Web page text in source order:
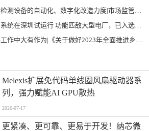
化改造力度|市场监管总局 工业和信息化部 关于促进企业计量能力提升的指导意见
深圳试运行 功能匹敌大型电厂，已入选国际典型案例
作为|《关于做好2023年全面推进乡村振兴重点工作的意见》发布
Melexis扩展免代码单线圈风扇驱动器系
列，强力赋能AI GPU散热
2026-07-17
更紧凑、更可靠、更易于开发！纳芯微